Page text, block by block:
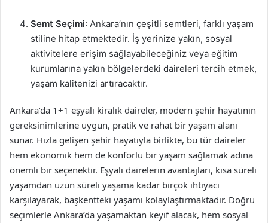
Semt Seçimi: Ankara’nın çeşitli semtleri, farklı yaşam
stiline hitap etmektedir. İş yerinize yakın, sosyal
aktivitelere erişim sağlayabileceğiniz veya eğitim
kurumlarına yakın bölgelerdeki daireleri tercih etmek,
yaşam kalitenizi artıracaktır.
Ankara’da 1+1 eşyalı kiralık daireler, modern şehir hayatının
gereksinimlerine uygun, pratik ve rahat bir yaşam alanı
sunar. Hızla gelişen şehir hayatıyla birlikte, bu tür daireler
hem ekonomik hem de konforlu bir yaşam sağlamak adına
önemli bir seçenektir. Eşyalı dairelerin avantajları, kısa süreli
yaşamdan uzun süreli yaşama kadar birçok ihtiyacı
karşılayarak, başkentteki yaşamı kolaylaştırmaktadır. Doğru
seçimlerle Ankara’da yaşamaktan keyif alacak, hem sosyal